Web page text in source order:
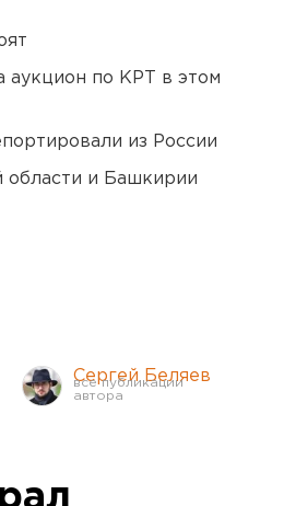
аукцион по КРТ в этом
из России
области и Башкирии
Сергей Беляев